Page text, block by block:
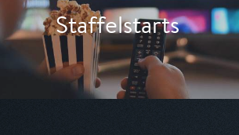
Hauptabendprogramm